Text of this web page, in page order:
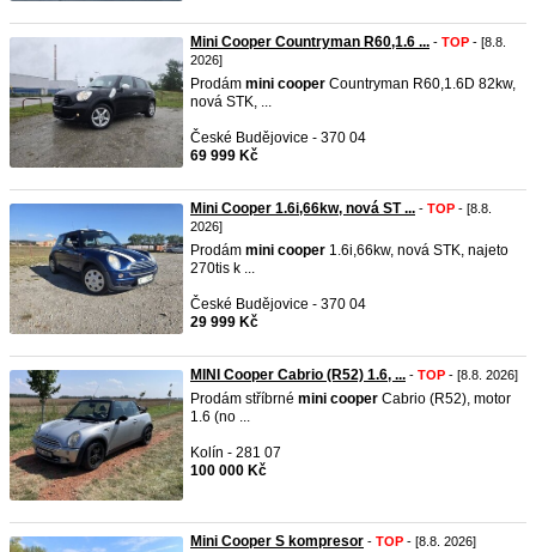
Mini Cooper Countryman R60,1.6 ... - TOP - [8.8.
2026]
Prodám mini cooper Countryman R60,1.6D 82kw,
nová STK, ...
České Budějovice - 370 04
69 999 Kč
Mini Cooper 1.6i,66kw, nová ST ... - TOP - [8.8.
2026]
Prodám mini cooper 1.6i,66kw, nová STK, najeto
270tis k ...
České Budějovice - 370 04
29 999 Kč
MINI Cooper Cabrio (R52) 1.6, ... - TOP - [8.8. 2026]
Prodám stříbrné mini cooper Cabrio (R52), motor
1.6 (no ...
Kolín - 281 07
100 000 Kč
Mini Cooper S kompresor - TOP - [8.8. 2026]